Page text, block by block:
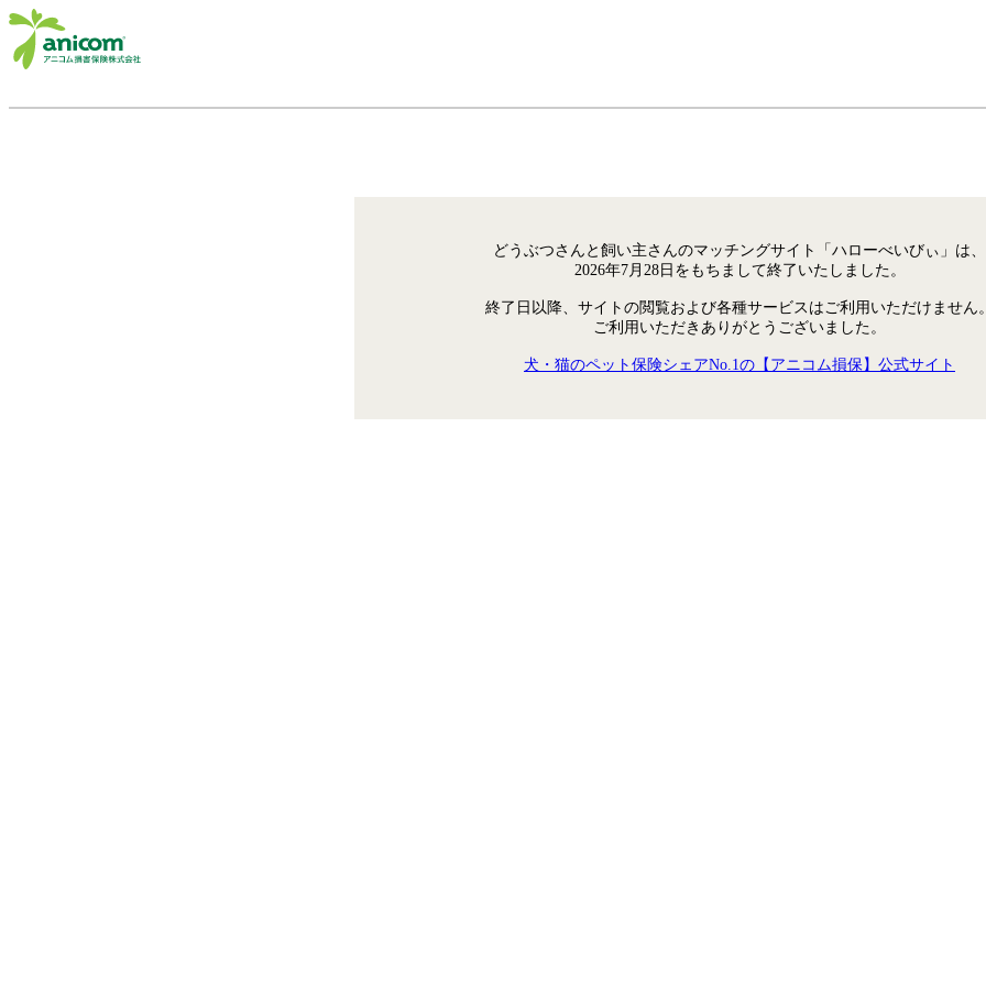
どうぶつさんと飼い主さんのマッチングサイト「ハローべいびぃ」は、
2026年7月28日をもちまして終了いたしました。
終了日以降、サイトの閲覧および各種サービスはご利用いただけません
ご利用いただきありがとうございました。
犬・猫のペット保険シェアNo.1の【アニコム損保】公式サイト